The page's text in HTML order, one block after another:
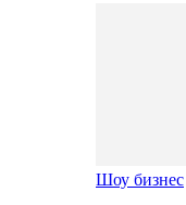
Шоу бизнес